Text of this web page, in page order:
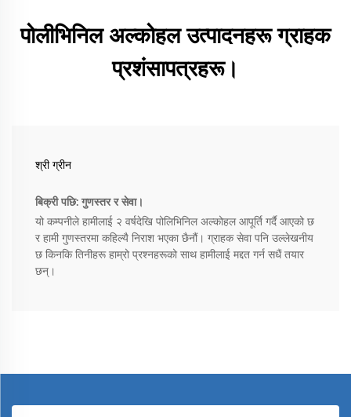
पोलीभिनिल अल्कोहल उत्पादनहरू ग्राहक
प्रशंसापत्रहरू।
श्री ग्रीन
बिक्री पछि: गुणस्तर र सेवा।
यो कम्पनीले हामीलाई २ वर्षदेखि पोलिभिनिल अल्कोहल आपूर्ति गर्दै आएको छ
र हामी गुणस्तरमा कहिल्यै निराश भएका छैनौं। ग्राहक सेवा पनि उल्लेखनीय
छ किनकि तिनीहरू हाम्रो प्रश्नहरूको साथ हामीलाई मद्दत गर्न सधैं तयार
छन्।